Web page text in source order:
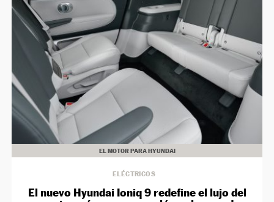
NEWSLETTER
EL MOTOR PARA HYUNDAI
ELÉCTRICOS
El nuevo Hyundai Ioniq 9 redefine el lujo del